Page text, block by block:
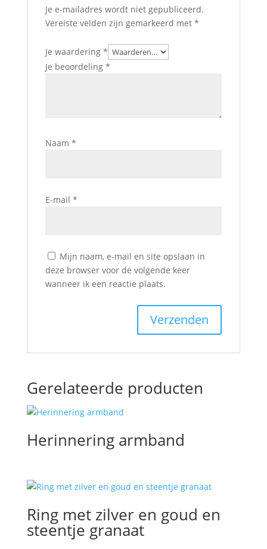
Je e-mailadres wordt niet gepubliceerd.
Vereiste velden zijn gemarkeerd met *
Je waardering *
Je beoordeling *
Naam *
E-mail *
Mijn naam, e-mail en site opslaan in
deze browser voor de volgende keer
wanneer ik een reactie plaats.
Gerelateerde producten
Herinnering armband
Ring met zilver en goud en
steentje granaat